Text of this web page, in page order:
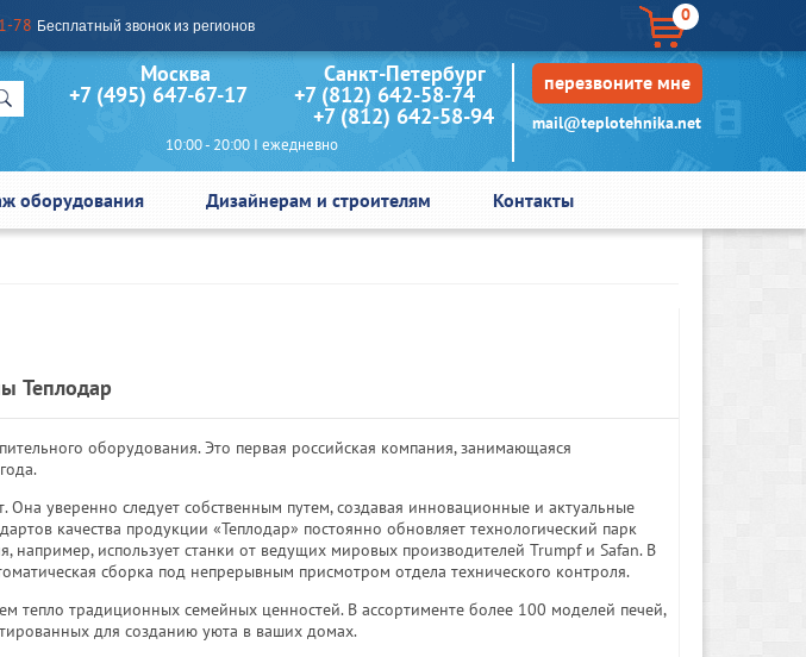
78 Бесплатный звонок из регионов
0
Москва Санкт-Петербург
+7 (495) 647-67-17 +7 (812) 642-58-74
+7 (812) 642-58-94
10:00 - 20:00 I ежедневно
перезвоните мне
mail@teplotehnika.net
оборудования Дизайнерам и строителям Контакты
Теплодар
оборудования. Это первая российская компания, занимающаяся
уверенно следует собственным путем, создавая инновационные и актуальные
качества продукции «Теплодар» постоянно обновляет технологический парк
использует станки от ведущих мировых производителей Trumpf и Safan. В
сборка под непрерывным присмотром отдела технического контроля.
тепло традиционных семейных ценностей. В ассортименте более 100 моделей печей,
для созданию уюта в ваших домах.